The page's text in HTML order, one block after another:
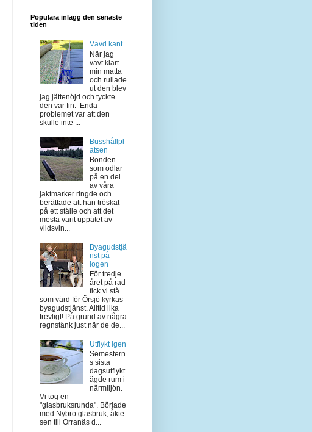
Populära inlägg den senaste
tiden
Vävd kant
När jag
vävt klart
min matta
och rullade
ut den blev
jag jättenöjd och tyckte
den var fin. Enda
problemet var att den
skulle inte ...
Busshållpl
atsen
Bonden
som odlar
på en del
av våra
jaktmarker ringde och
berättade att han tröskat
på ett ställe och att det
mesta varit uppätet av
vildsvin...
Byagudstjä
nst på
logen
För tredje
året på rad
fick vi stå
som värd för Örsjö kyrkas
byagudstjänst. Alltid lika
trevligt! På grund av några
regnstänk just när de de...
Utflykt igen
Semestern
s sista
dagsutflykt
ägde rum i
närmiljön.
Vi tog en
"glasbruksrunda". Började
med Nybro glasbruk, åkte
sen till Orranäs d...